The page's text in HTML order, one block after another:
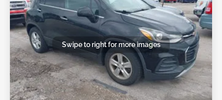
Swipe to right for more images